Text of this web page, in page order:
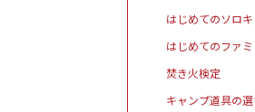
はじめてのソロ
はじめてのファ
焚き火検定
キャンプ道具の